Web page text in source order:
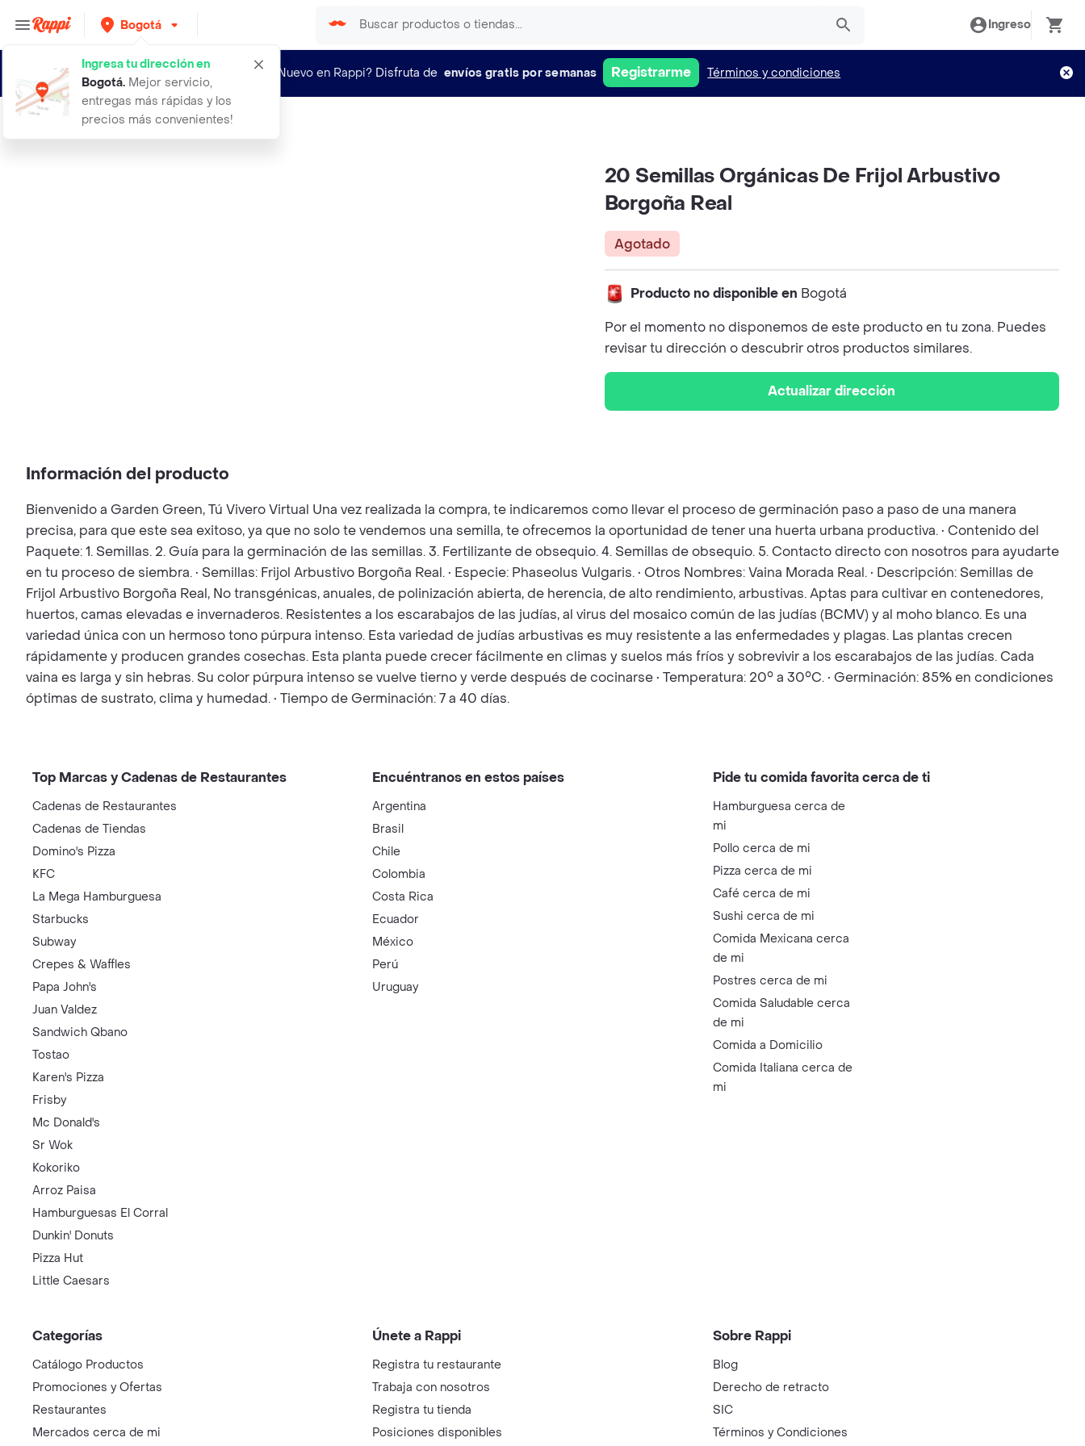
Bogotá
Ingresa tu dirección en
Bogotá. Mejor servicio,
entregas más rápidas y los
precios más convenientes!
Ingreso
¿Nuevo en Rappi? Disfruta de envíos gratis por semanas Registrarme Términos y condiciones
20 semillas organicas de frijol arb
20 Semillas Orgánicas De Frijol Arbustivo
Borgoña Real
Agotado
Producto no disponible en Bogotá
Por el momento no disponemos de este producto en tu zona. Puedes
revisar tu dirección o descubrir otros productos similares.
Actualizar dirección
Información del producto
Bienvenido a Garden Green, Tú Vivero Virtual Una vez realizada la compra, te indicaremos como llevar el proceso de germinación paso a paso de una manera
precisa, para que este sea exitoso, ya que no solo te vendemos una semilla, te ofrecemos la oportunidad de tener una huerta urbana productiva. • Contenido del
Paquete: 1. Semillas. 2. Guía para la germinación de las semillas. 3. Fertilizante de obsequio. 4. Semillas de obsequio. 5. Contacto directo con nosotros para ayudarte
en tu proceso de siembra. • Semillas: Frijol Arbustivo Borgoña Real. • Especie: Phaseolus Vulgaris. • Otros Nombres: Vaina Morada Real. • Descripción: Semillas de
Frijol Arbustivo Borgoña Real, No transgénicas, anuales, de polinización abierta, de herencia, de alto rendimiento, arbustivas. Aptas para cultivar en contenedores,
huertos, camas elevadas e invernaderos. Resistentes a los escarabajos de las judías, al virus del mosaico común de las judías (BCMV) y al moho blanco. Es una
variedad única con un hermoso tono púrpura intenso. Esta variedad de judías arbustivas es muy resistente a las enfermedades y plagas. Las plantas crecen
rápidamente y producen grandes cosechas. Esta planta puede crecer fácilmente en climas y suelos más fríos y sobrevivir a los escarabajos de las judías. Cada
vaina es larga y sin hebras. Su color púrpura intenso se vuelve tierno y verde después de cocinarse • Temperatura: 20° a 30°C. • Germinación: 85% en condiciones
óptimas de sustrato, clima y humedad. • Tiempo de Germinación: 7 a 40 días.
Top Marcas y Cadenas de Restaurantes
Cadenas de Restaurantes
Cadenas de Tiendas
Domino's Pizza
KFC
La Mega Hamburguesa
Starbucks
Subway
Crepes & Waffles
Papa John's
Juan Valdez
Sandwich Qbano
Tostao
Karen's Pizza
Frisby
Mc Donald's
Sr Wok
Kokoriko
Arroz Paisa
Hamburguesas El Corral
Dunkin' Donuts
Pizza Hut
Little Caesars
Encuéntranos en estos países
Argentina
Brasil
Chile
Colombia
Costa Rica
Ecuador
México
Perú
Uruguay
Pide tu comida favorita cerca de ti
Hamburguesa cerca de
mi
Pollo cerca de mi
Pizza cerca de mi
Café cerca de mi
Sushi cerca de mi
Comida Mexicana cerca
de mi
Postres cerca de mi
Comida Saludable cerca
de mi
Comida a Domicilio
Comida Italiana cerca de
mi
Categorías
Catálogo Productos
Promociones y Ofertas
Restaurantes
Mercados cerca de mi
Únete a Rappi
Registra tu restaurante
Trabaja con nosotros
Registra tu tienda
Posiciones disponibles
Sobre Rappi
Blog
Derecho de retracto
SIC
Términos y Condiciones